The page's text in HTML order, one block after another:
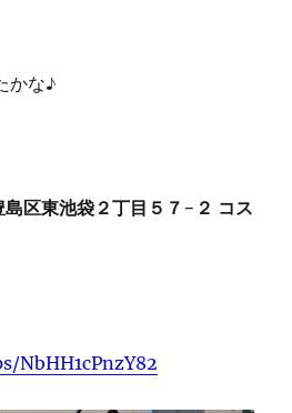
かな♪
区東池袋２丁目５７ − ２ コス
NbHH1cPnzY82